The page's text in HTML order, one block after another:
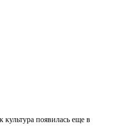
появилась еще в